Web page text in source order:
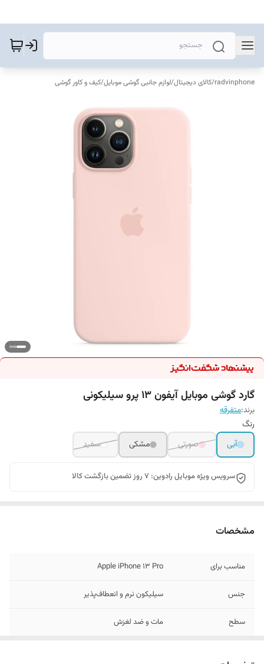
radvinphone
/کالای دیجیتال/لوازم جانبی گوشی موبایل/کیف و کاور گوشی
گارد گوشی موبایل آیفون 13 پرو سیلیکونی
برند:متفرقه
رنگ
آبی
صورتی مشکی سفید
سرویس ویژه موبایل رادوین: 7 روز تضمین بازگشت کالا
مشخصات
مناسب برای Apple iPhone 13 Pro
جنس سیلیکون نرم و انعطاف‌پذیر
سطح مات و ضد لغزش